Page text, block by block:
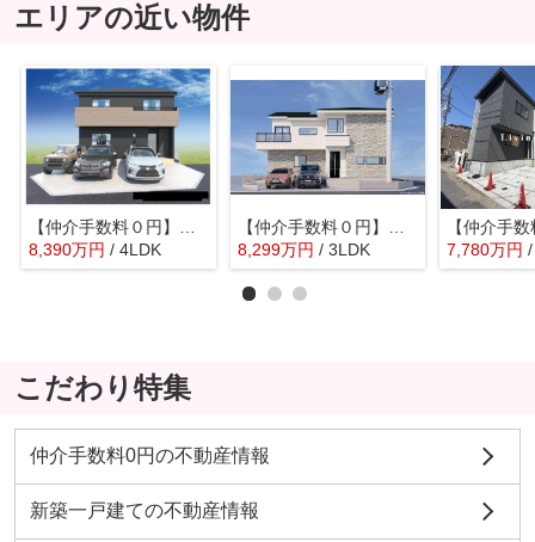
エリアの近い物件
【仲介手数料０円】藤沢市辻堂3丁目1期 新築一戸建て 全1棟
8,390万円 / 4LDK
【仲介手数料０円】藤沢市鵠沼藤が谷4期 新築一戸建て
8,299万円 / 3LDK 7,780万円
こだわり特集
仲介手数料0円の不動産情報
新築一戸建ての不動産情報